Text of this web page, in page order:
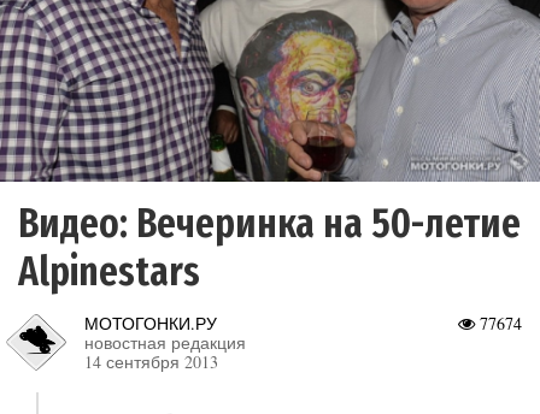
Видео: Вечеринка на 50-летие
Alpinestars
77674
МОТОГОНКИ.РУ
новостная редакция
14 сентября 2013